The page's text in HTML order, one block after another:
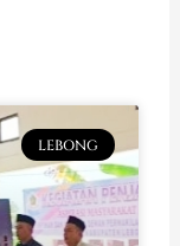
LEBONG